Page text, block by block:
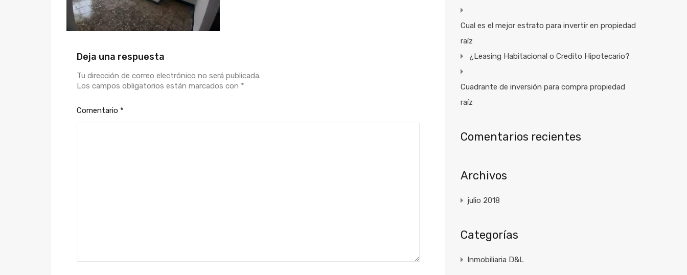
Deja una respuesta
Tu dirección de correo electrónico no será publicada.
Los campos obligatorios están marcados con *
Comentario *
Cual es el mejor estrato para invertir en propiedad
raíz
¿Leasing Habitacional o Credito Hipotecario?
Cuadrante de inversión para compra propiedad
raíz
Comentarios recientes
Archivos
julio 2018
Categorías
Inmobiliaria D&L